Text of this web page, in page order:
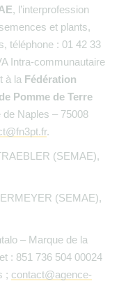
, l’interprofession
et plants,
téléphone : 01 42 33
Intra-communautaire
à la Fédération
Pomme de Terre
de Naples – 75008
.
(SEMAE),
(SEMAE),
– Marque de la
: 851 736 504 00024
; contact@agence-